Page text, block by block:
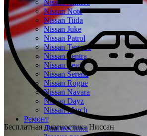
Nissan Almera
Nissan Note
Nissan Tiida
Nissan Juke
Nissan Patrol
Nissan Terrano
Nissan Sentra
Nissan Leaf
Nissan Serena
Nissan Rogue
Nissan Navara
Nissan Dayz
Nissan March
Ремонт
Диагностика
Бесплатная диагностика Ниссан